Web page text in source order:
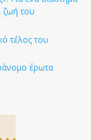
ζωή του
τέλος του
έρωτα